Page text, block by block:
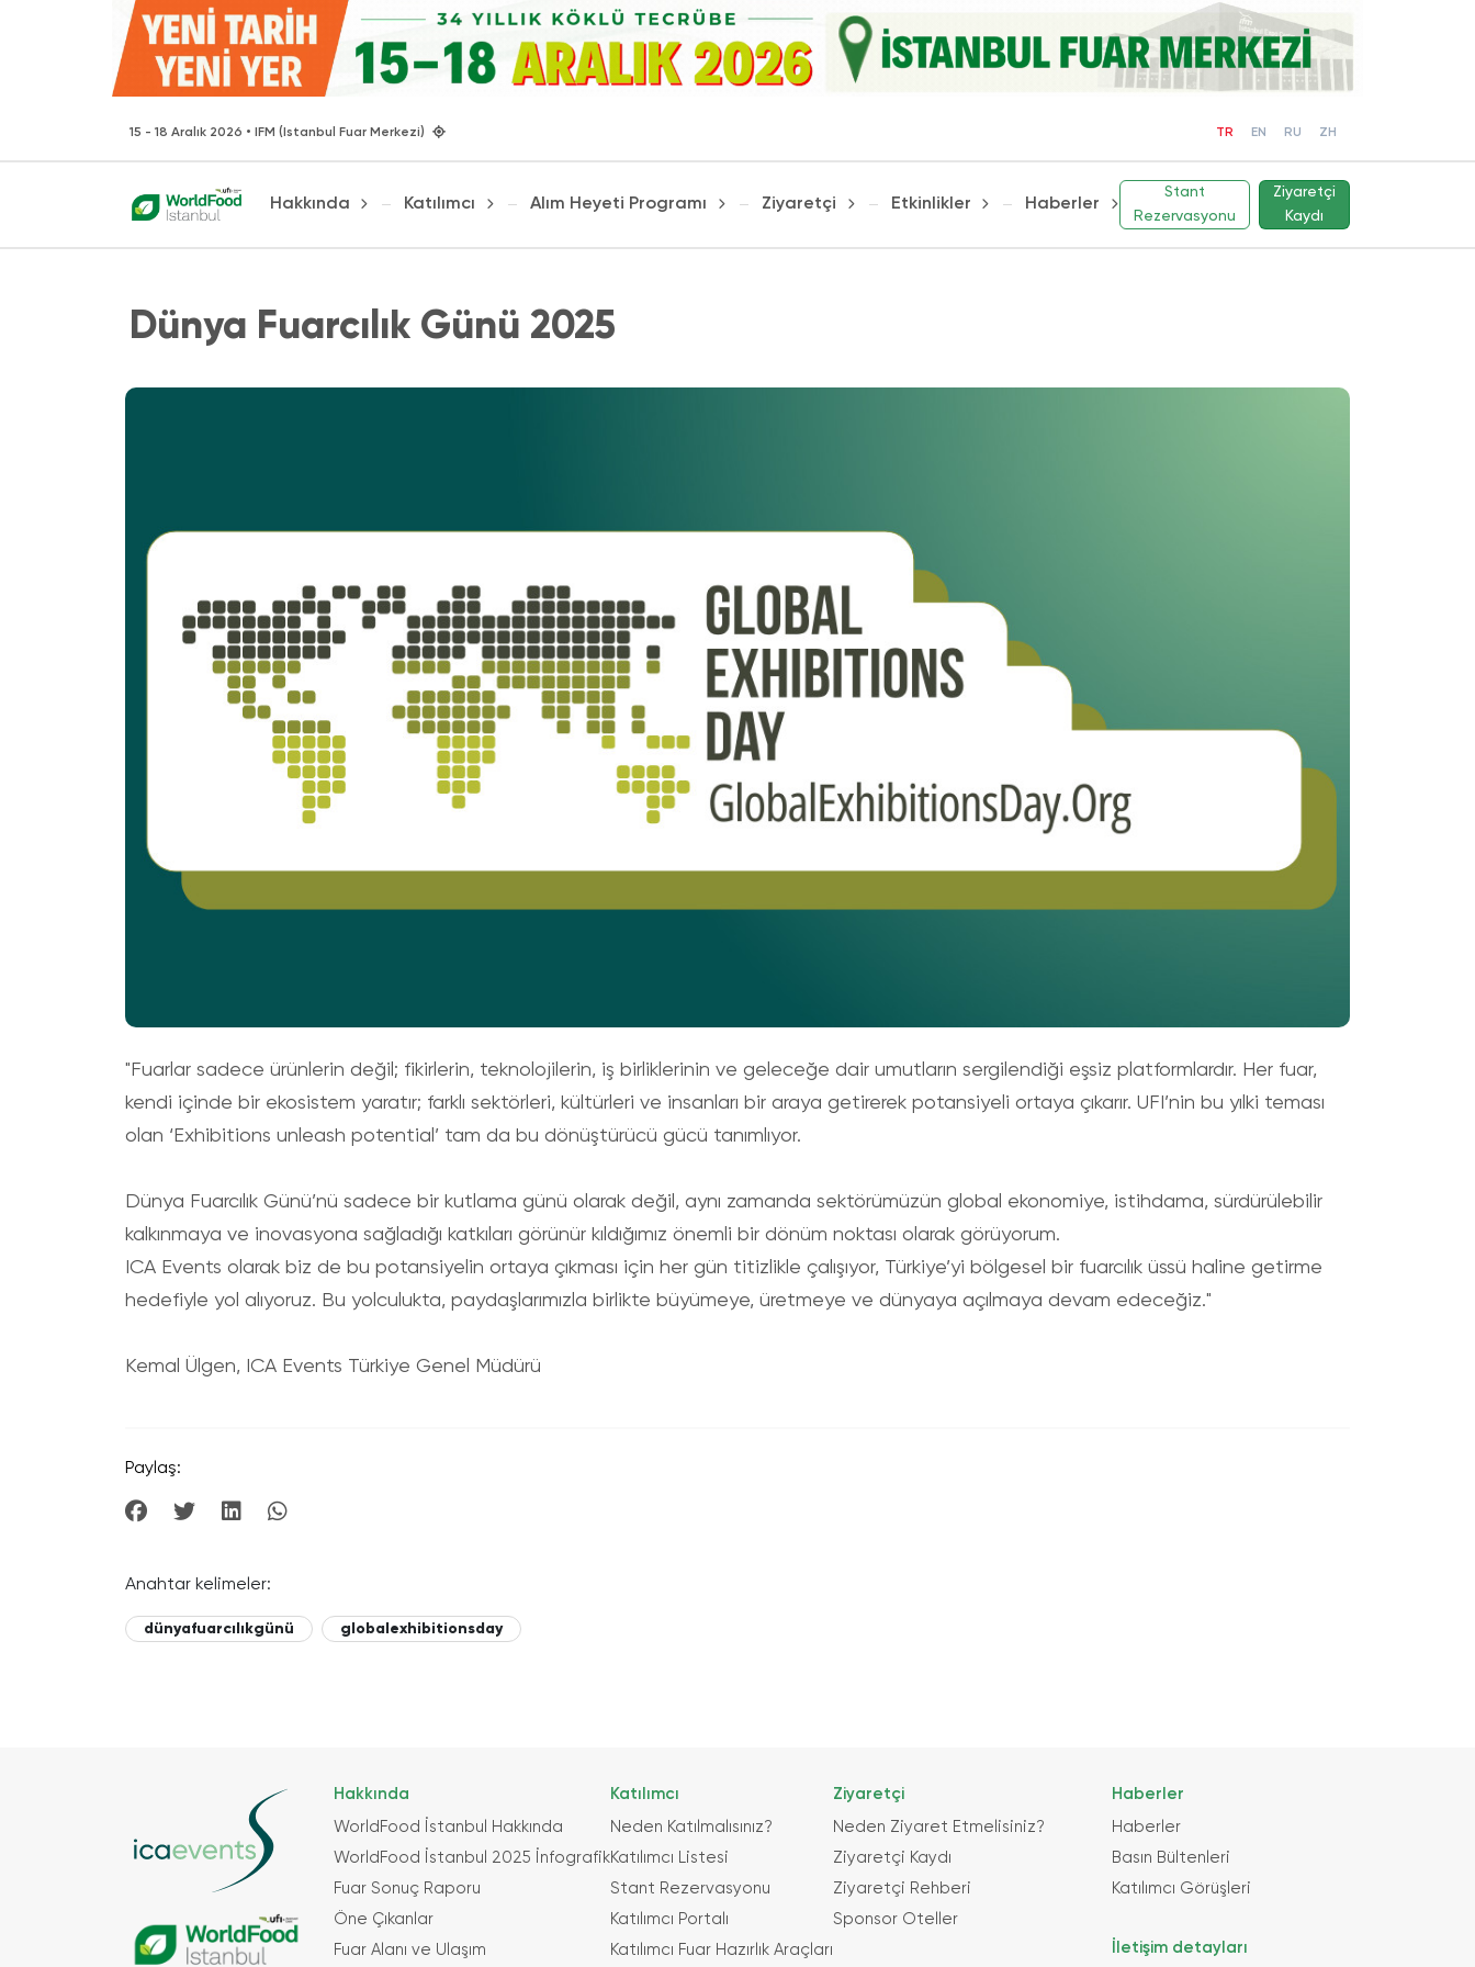
15 - 18 Aralık 2026 • IFM (Istanbul Fuar Merkezi) TR EN RU ZH
Hakkında Katılımcı Alım Heyeti Programı Ziyaretçi Etkinlikler Haberler
Stant
Rezervasyonu
Ziyaretçi
Kaydı
Dünya Fuarcılık Günü 2025
"Fuarlar sadece ürünlerin değil; fikirlerin, teknolojilerin, iş birliklerinin ve geleceğe dair umutların sergilendiği eşsiz platformlardır. Her fuar,
kendi içinde bir ekosistem yaratır; farklı sektörleri, kültürleri ve insanları bir araya getirerek potansiyeli ortaya çıkarır. UFI’nin bu yılki teması
olan ‘Exhibitions unleash potential’ tam da bu dönüştürücü gücü tanımlıyor.
Dünya Fuarcılık Günü’nü sadece bir kutlama günü olarak değil, aynı zamanda sektörümüzün global ekonomiye, istihdama, sürdürülebilir
kalkınmaya ve inovasyona sağladığı katkıları görünür kıldığımız önemli bir dönüm noktası olarak görüyorum.
ICA Events olarak biz de bu potansiyelin ortaya çıkması için her gün titizlikle çalışıyor, Türkiye’yi bölgesel bir fuarcılık üssü haline getirme
hedefiyle yol alıyoruz. Bu yolculukta, paydaşlarımızla birlikte büyümeye, üretmeye ve dünyaya açılmaya devam edeceğiz."
Kemal Ülgen, ICA Events Türkiye Genel Müdürü
Paylaş:
Anahtar kelimeler:
dünyafuarcılıkgünü globalexhibitionsday
Hakkında
WorldFood İstanbul Hakkında
WorldFood İstanbul 2025 İnfografik
Fuar Sonuç Raporu
Öne Çıkanlar
Fuar Alanı ve Ulaşım
Katılımcı
Neden Katılmalısınız?
Katılımcı Listesi
Stant Rezervasyonu
Katılımcı Portalı
Katılımcı Fuar Hazırlık Araçları
Ziyaretçi
Neden Ziyaret Etmelisiniz?
Ziyaretçi Kaydı
Ziyaretçi Rehberi
Sponsor Oteller
Haberler
Haberler
Basın Bültenleri
Katılımcı Görüşleri
İletişim detayları